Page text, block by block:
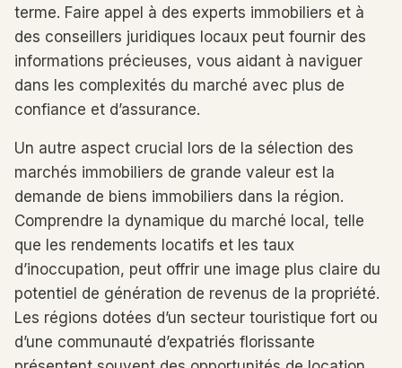
terme. Faire appel à des experts immobiliers et à
des conseillers juridiques locaux peut fournir des
informations précieuses, vous aidant à naviguer
dans les complexités du marché avec plus de
confiance et d’assurance.
Un autre aspect crucial lors de la sélection des
marchés immobiliers de grande valeur est la
demande de biens immobiliers dans la région.
Comprendre la dynamique du marché local, telle
que les rendements locatifs et les taux
d’inoccupation, peut offrir une image plus claire du
potentiel de génération de revenus de la propriété.
Les régions dotées d’un secteur touristique fort ou
d’une communauté d’expatriés florissante